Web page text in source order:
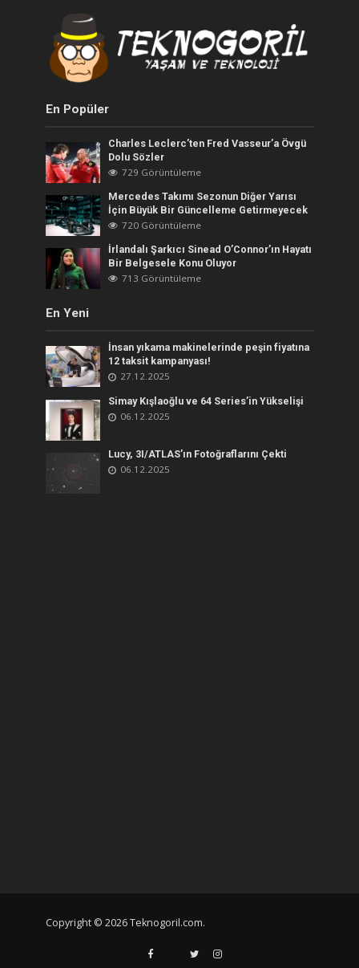
En Popüler
Charles Leclerc’ten Fred Vasseur’a Övgü
Dolu Sözler
729 Görüntüleme
Mercedes Takımı Sezonun Diğer Yarısı
İçin Büyük Bir Güncelleme Getirmeyecek
720 Görüntüleme
İrlandalı Şarkıcı Sinead O’Connor’ın Hayatı
Bir Belgesele Konu Oluyor
713 Görüntüleme
En Yeni
İnsan yıkama makinelerinde peşin fiyatına
12 taksit kampanyası!
27.12.2025
Simay Kışlaoğlu ve 64 Series’in Yükselişi
06.12.2025
Lucy, 3I/ATLAS’ın Fotoğraflarını Çekti
06.12.2025
Copyright © 2026 Teknogoril.com.